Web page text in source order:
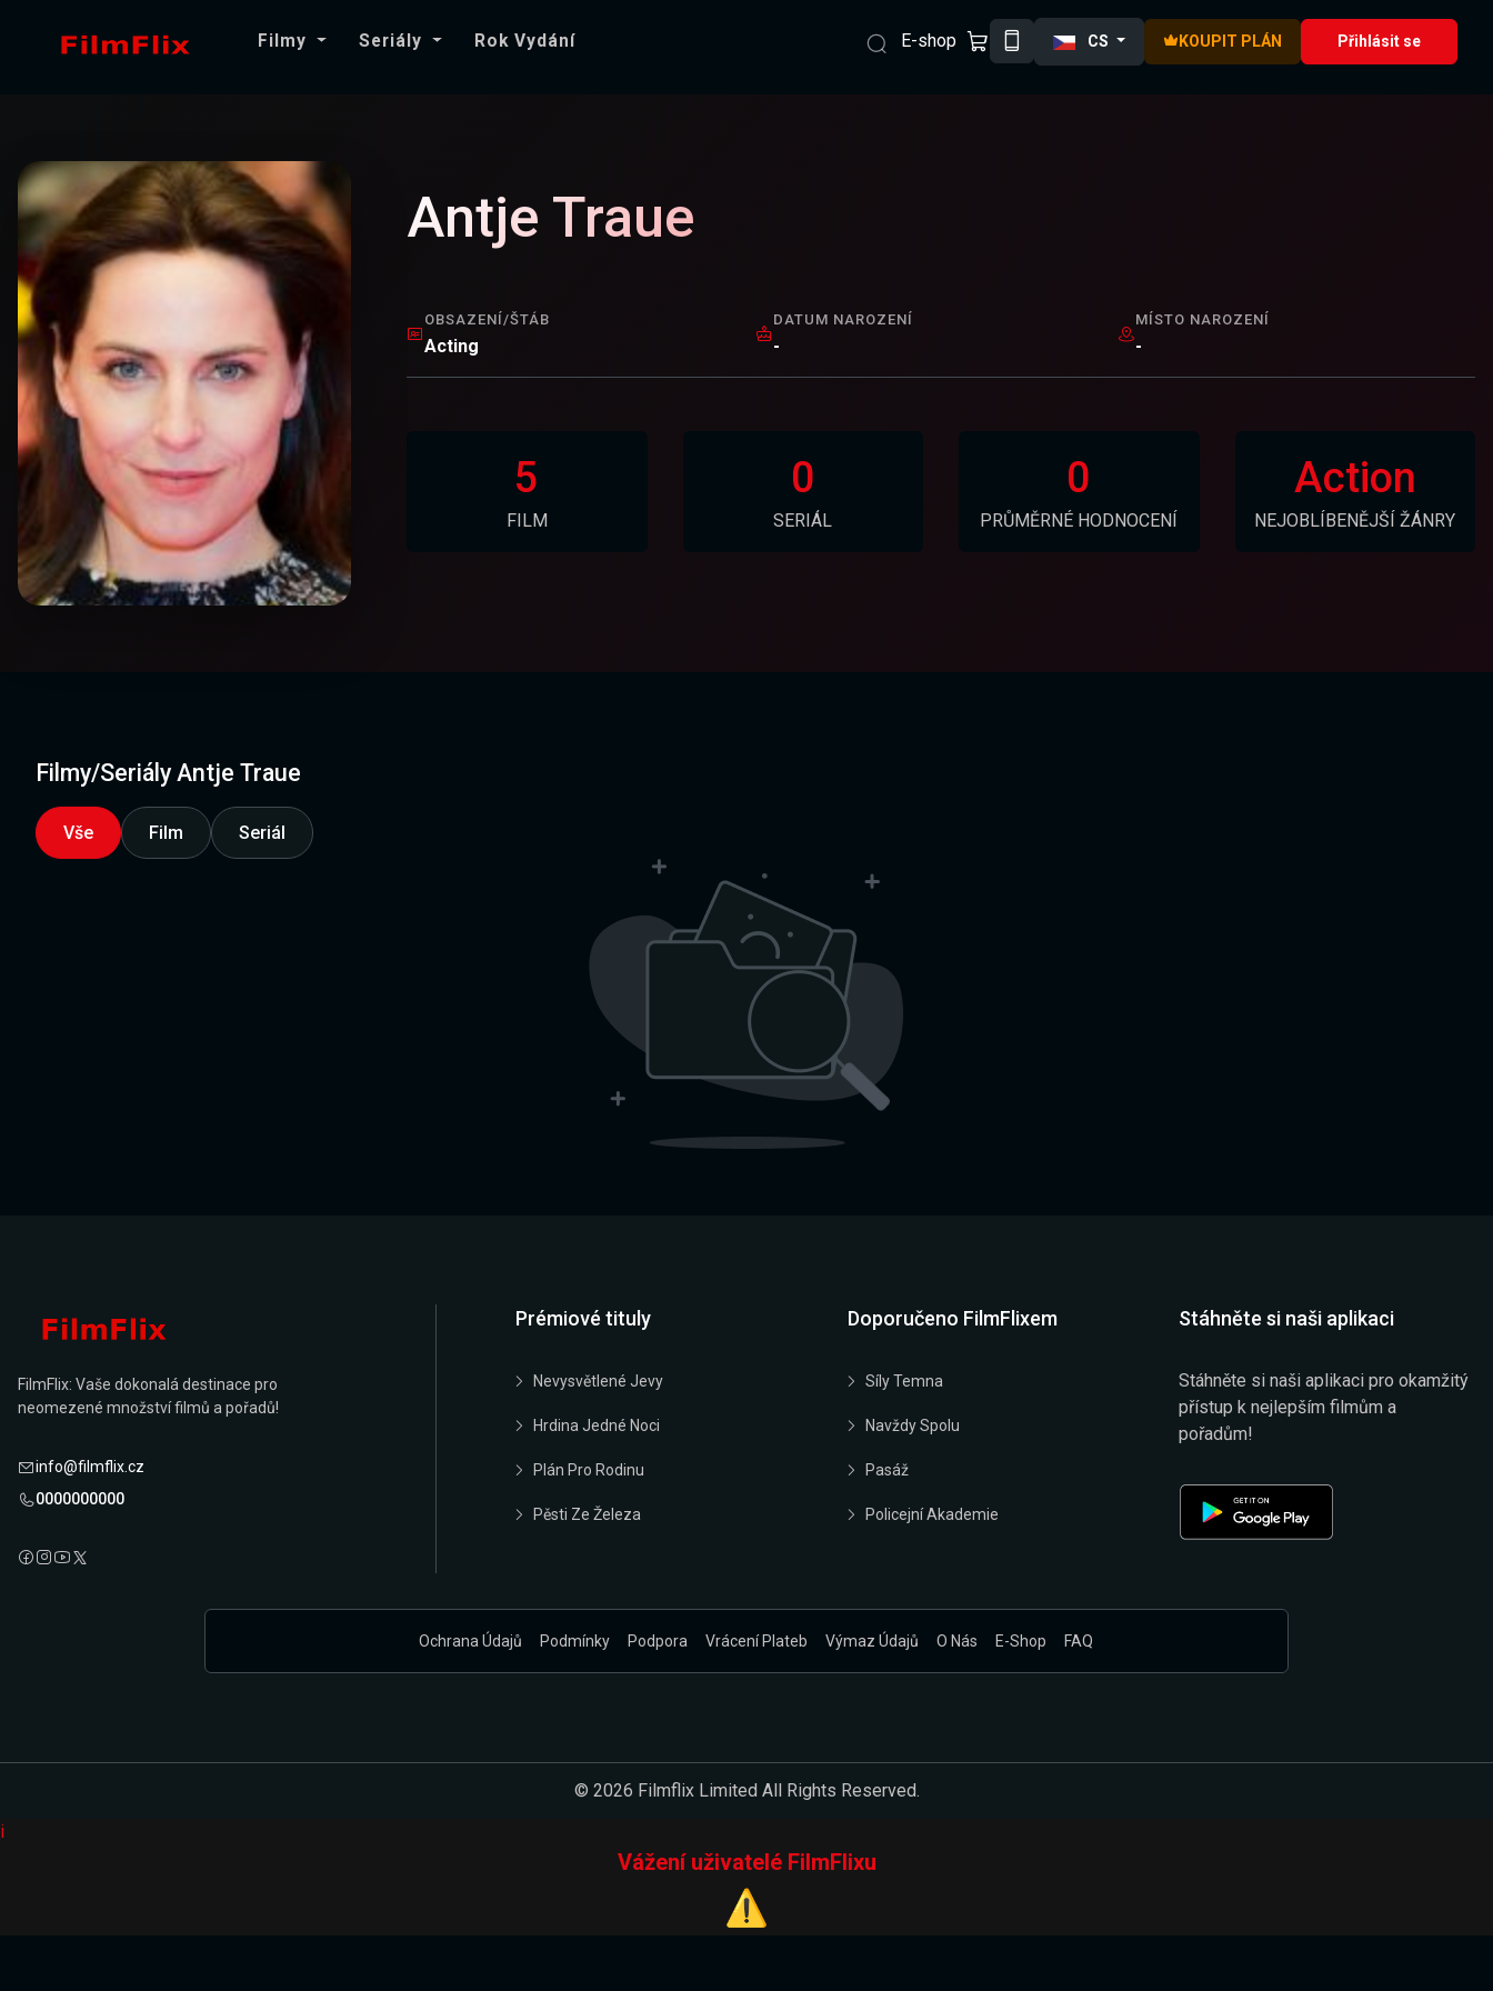
Filmy Seriály Rok Vydání E-shop CS KOUPIT PLÁN Přihlásit se
Antje Traue
OBSAZENÍ/ŠTÁB
Acting
DATUM NAROZENÍ
-
MÍSTO NAROZENÍ
-
5
FILM
0
SERIÁL
0
PRŮMĚRNÉ HODNOCENÍ
Action
NEJOBLÍBENĚJŠÍ ŽÁNRY
Filmy/Seriály Antje Traue
Vše Film Seriál
FilmFlix: Vaše dokonalá destinace pro
neomezené množství filmů a pořadů!
info@filmflix.cz
0000000000
Prémiové tituly
Nevysvětlené Jevy
Hrdina Jedné Noci
Plán Pro Rodinu
Pěsti Ze Železa
Doporučeno FilmFlixem
Síly Temna
Navždy Spolu
Pasáž
Policejní Akademie
Stáhněte si naši aplikaci
Stáhněte si naši aplikaci pro okamžitý
přístup k nejlepším filmům a
pořadům!
Ochrana Údajů Podmínky Podpora Vrácení Plateb Výmaz Údajů O Nás E-Shop FAQ
© 2026 Filmflix Limited All Rights Reserved.
i
Vážení uživatelé FilmFlixu
⚠️